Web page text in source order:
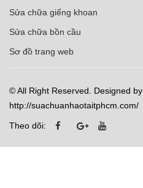
Sửa chữa giếng khoan
Sửa chữa bồn cầu
Sơ đồ trang web
© All Right Reserved. Designed by
http://suachuanhaotaitphcm.com/
Theo dõi: